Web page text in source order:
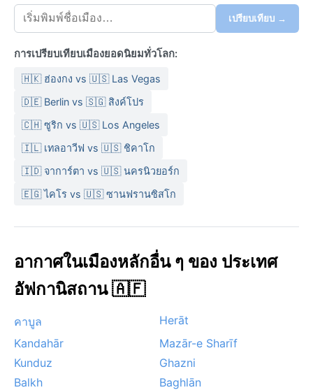
เปรียบเทียบ →
การเปรียบเทียบเมืองยอดนิยมทั่วโลก:
🇭🇰 ฮ่องกง vs 🇺🇸 Las Vegas
🇩🇪 Berlin vs 🇸🇬 สิงค์โปร
🇨🇭 ซูริก vs 🇺🇸 Los Angeles
🇮🇱 เทลอาวีฟ vs 🇺🇸 ชิคาโก
🇮🇩 จาการ์ตา vs 🇺🇸 นครนิวยอร์ก
🇪🇬 ไคโร vs 🇺🇸 ซานฟรานซิสโก
อากาศในเมืองหลักอื่น ๆ ของ ประเทศ
อัฟกานิสถาน 🇦🇫
คาบูล
Herāt
Kandahār
Mazār-e Sharīf
Kunduz
Ghazni
Balkh
Baghlān